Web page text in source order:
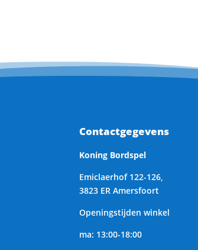
Contactgegevens
Koning Bordspel
Emiclaerhof 122-126,
3823 ER Amersfoort
Openingstijden winkel
ma: 13:00-18:00